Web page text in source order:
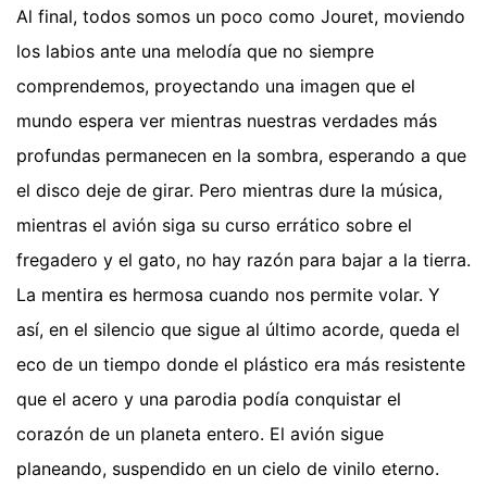
Al final, todos somos un poco como Jouret, moviendo
los labios ante una melodía que no siempre
comprendemos, proyectando una imagen que el
mundo espera ver mientras nuestras verdades más
profundas permanecen en la sombra, esperando a que
el disco deje de girar. Pero mientras dure la música,
mientras el avión siga su curso errático sobre el
fregadero y el gato, no hay razón para bajar a la tierra.
La mentira es hermosa cuando nos permite volar. Y
así, en el silencio que sigue al último acorde, queda el
eco de un tiempo donde el plástico era más resistente
que el acero y una parodia podía conquistar el
corazón de un planeta entero. El avión sigue
planeando, suspendido en un cielo de vinilo eterno.